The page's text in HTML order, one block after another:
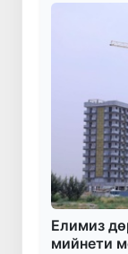
Елимиз
мийнети